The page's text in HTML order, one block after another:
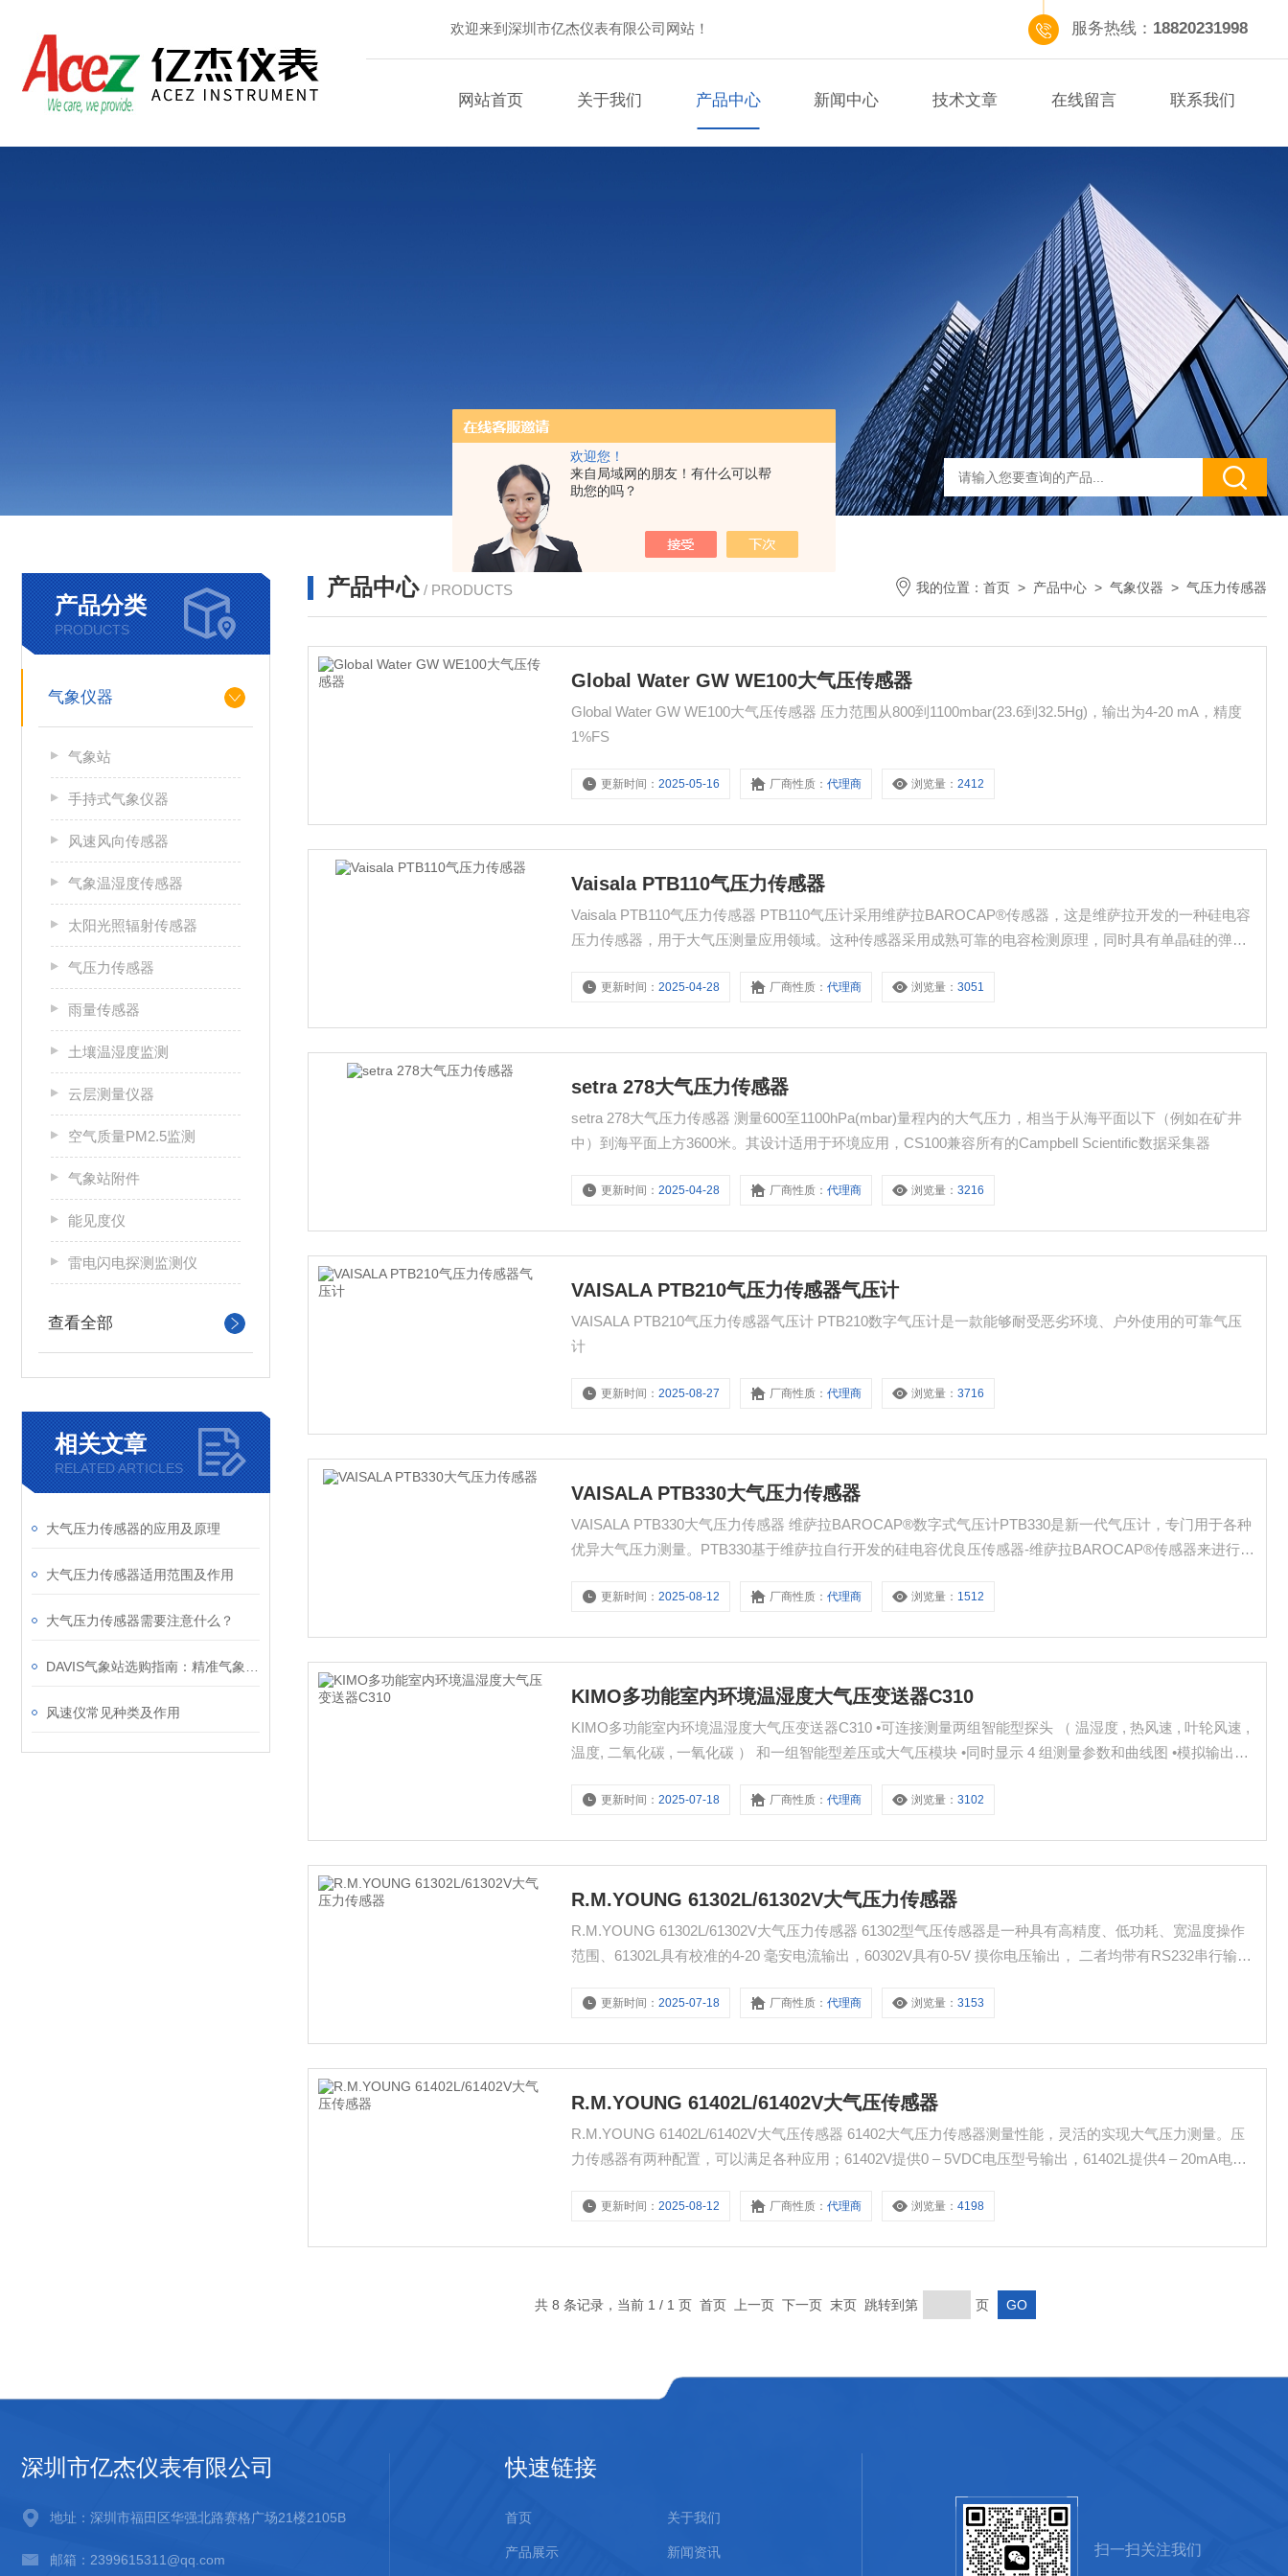
欢迎您！
来自局域网的朋友！有什么可以帮
助您的吗？
欢迎来到深圳市亿杰仪表有限公司网站！ 服务热线： 18820231998
网站首页 关于我们 产品中心 新闻中心 技术文章 在线留言 联系我们
产品分类
PRODUCTS
气象仪器
气象站
手持式气象仪器
风速风向传感器
气象温湿度传感器
太阳光照辐射传感器
气压力传感器
雨量传感器
土壤温湿度监测
云层测量仪器
空气质量PM2.5监测
气象站附件
能见度仪
雷电闪电探测监测仪
查看全部
相关文章
RELATED ARTICLES
大气压力传感器的应用及原理
大气压力传感器适用范围及作用
大气压力传感器需要注意什么？
风速仪常见种类及作用
产品中心 / PRODUCTS 我的位置： 首页 > 产品中心 > 气象仪器 > 气压力传感器
Global Water GW WE100大气压传感器
Global Water GW WE100大气压传感器 压力范围从800到1100mbar(23.6到32.5Hg)，输出为4-20 mA，精度
1%FS
更新时间：2025-05-16 厂商性质：代理商 浏览量：2412
Vaisala PTB110气压力传感器
Vaisala PTB110气压力传感器 PTB110气压计采用维萨拉BAROCAP®传感器，这是维萨拉开发的一种硅电容
压力传感器，用于大气压测量应用领域。这种传感器采用成熟可靠的电容检测原理，同时具有单晶硅的弹性
更新时间：2025-04-28 厂商性质：代理商 浏览量：3051
setra 278大气压力传感器
setra 278大气压力传感器 测量600至1100hPa(mbar)量程内的大气压力，相当于从海平面以下（例如在矿井
中）到海平面上方3600米。其设计适用于环境应用，CS100兼容所有的Campbell Scientific数据采集器
更新时间：2025-04-28 厂商性质：代理商 浏览量：3216
VAISALA PTB210气压力传感器气压计
VAISALA PTB210气压力传感器气压计 PTB210数字气压计是一款能够耐受恶劣环境、户外使用的可靠气压
计
更新时间：2025-08-27 厂商性质：代理商 浏览量：3716
VAISALA PTB330大气压力传感器
VAISALA PTB330大气压力传感器 维萨拉BAROCAP®数字式气压计PTB330是新一代气压计，专门用于各种
优异大气压力测量。PTB330基于维萨拉自行开发的硅电容优良压传感器-维萨拉BAROCAP®传感器来进行压
更新时间：2025-08-12 厂商性质：代理商 浏览量： 1512
KIMO多功能室内环境温湿度大气压变送器C310
KIMO多功能室内环境温湿度大气压变送器C310 •可连接测量两组智能型探头 （ 温湿度 , 热风速 , 叶轮风速 ,
温度, 二氧化碳 , 一氧化碳 ） 和一组智能型差压或大气压模块 •同时显示 4 组测量参数和曲线图 •模拟输出信
更新时间：2025-07-18 厂商性质：代理商 浏览量：3102
R.M.YOUNG 61302L/61302V大气压力传感器
R.M.YOUNG 61302L/61302V大气压力传感器 61302型气压传感器是一种具有高精度、低功耗、宽温度操作
范围、61302L具有校准的4-20 毫安电流输出，60302V具有0-5V 摸你电压输出， 二者均带有RS232串行输出
1100hPa 范围内， 取任意区间设定
更新时间：2025-07-18 厂商性质：代理商 浏览量：3153
R.M.YOUNG 61402L/61402V大气压传感器
R.M.YOUNG 61402L/61402V大气压传感器 61402大气压力传感器测量性能，灵活的实现大气压力测量。压
力传感器有两种配置，可以满足各种应用；61402V提供0 – 5VDC电压型号输出，61402L提供4 – 20mA电流
为辅助选项。
更新时间：2025-08-12 厂商性质：代理商 浏览量：4198
共 8 条记录，当前 1 / 1 页 首页 上一页 下一页 末页 跳转到第 页
深圳市亿杰仪表有限公司
地址：深圳市福田区华强北路赛格广场21楼2105B
邮箱：2399615311@qq.com
快速链接
首页 关于我们
产品展示 新闻资讯 扫一扫关注我们